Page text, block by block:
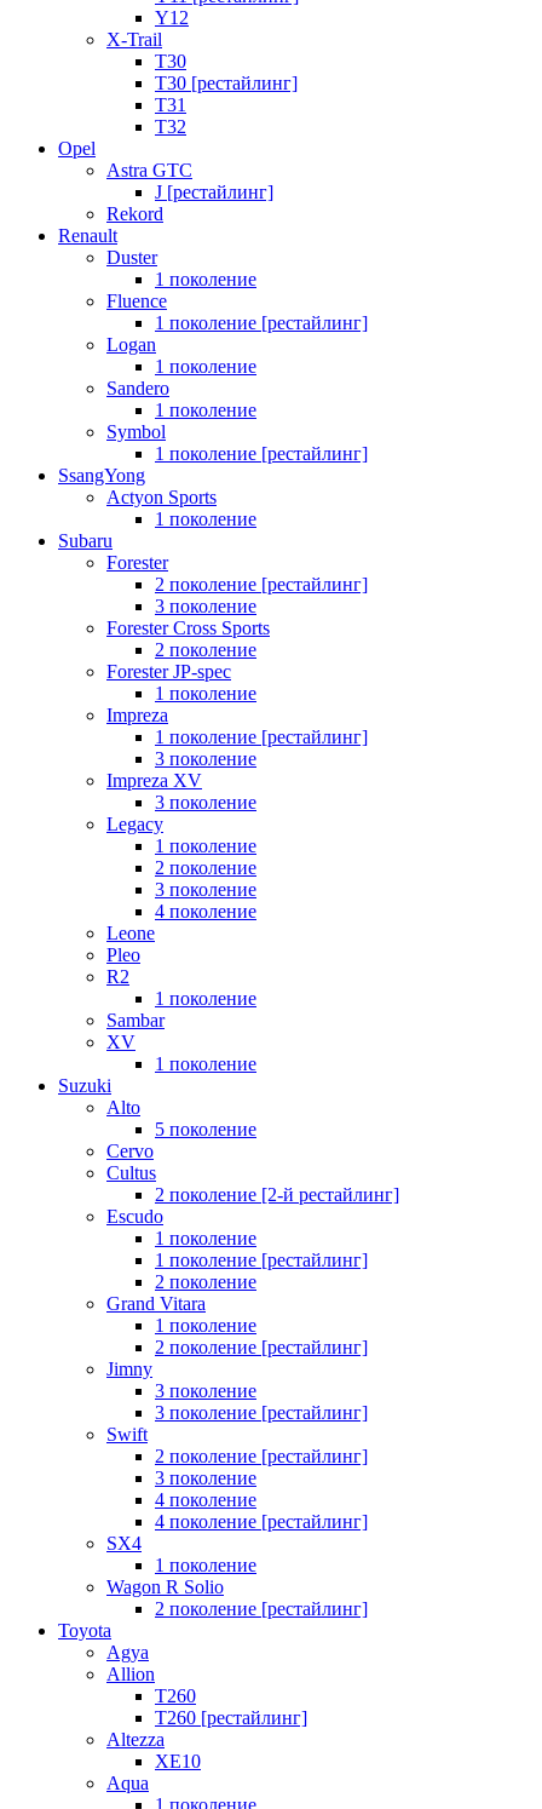
Y12
X-Trail
T30
T30 [рестайлинг]
T31
T32
Opel
Astra GTC
J [рестайлинг]
Rekord
Renault
Duster
1 поколение
Fluence
1 поколение [рестайлинг]
Logan
1 поколение
Sandero
1 поколение
Symbol
1 поколение [рестайлинг]
SsangYong
Actyon Sports
1 поколение
Subaru
Forester
2 поколение [рестайлинг]
3 поколение
Forester Cross Sports
2 поколение
Forester JP-spec
1 поколение
Impreza
1 поколение [рестайлинг]
3 поколение
Impreza XV
3 поколение
Legacy
1 поколение
2 поколение
3 поколение
4 поколение
Leone
Pleo
R2
1 поколение
Sambar
XV
1 поколение
Suzuki
Alto
5 поколение
Cervo
Cultus
2 поколение [2-й рестайлинг]
Escudo
1 поколение
1 поколение [рестайлинг]
2 поколение
Grand Vitara
1 поколение
2 поколение [рестайлинг]
Jimny
3 поколение
3 поколение [рестайлинг]
Swift
2 поколение [рестайлинг]
3 поколение
4 поколение
4 поколение [рестайлинг]
SX4
1 поколение
Wagon R Solio
2 поколение [рестайлинг]
Toyota
Agya
Allion
T260
T260 [рестайлинг]
Altezza
XE10
Aqua
1 поколение